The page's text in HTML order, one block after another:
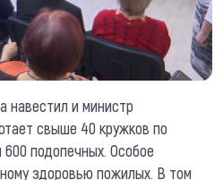
навестил и министр
свыше 40 кружков по
подопечных. Особое
здоровью пожилых. В том